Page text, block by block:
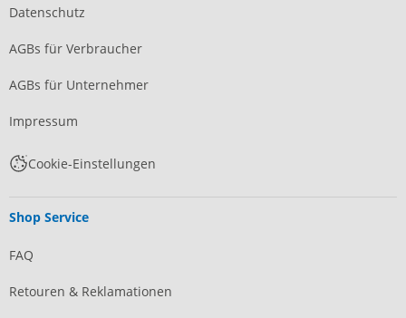
Datenschutz
AGBs für Verbraucher
AGBs für Unternehmer
Impressum
Cookie-Einstellungen
Shop Service
FAQ
Retouren & Reklamationen